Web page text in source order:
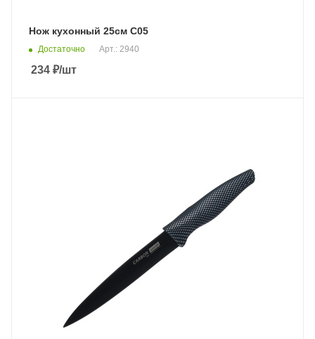
Нож кухонный 25см С05
Достаточно Арт.: 2940
234 ₽/шт